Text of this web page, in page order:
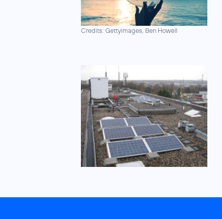
Credits: Gettyimages, Ben Howell